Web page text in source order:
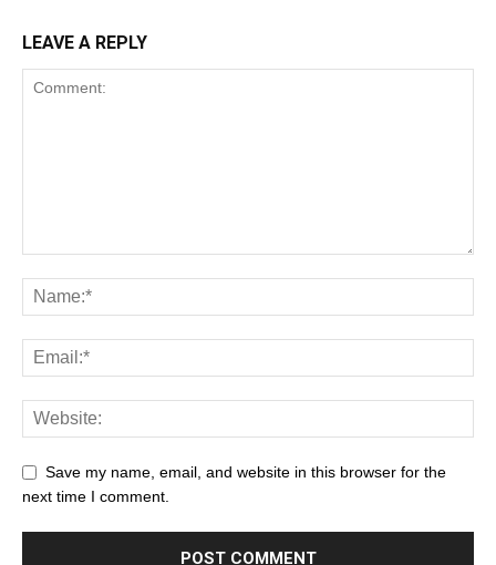
LEAVE A REPLY
Save my name, email, and website in this browser for the
next time I comment.